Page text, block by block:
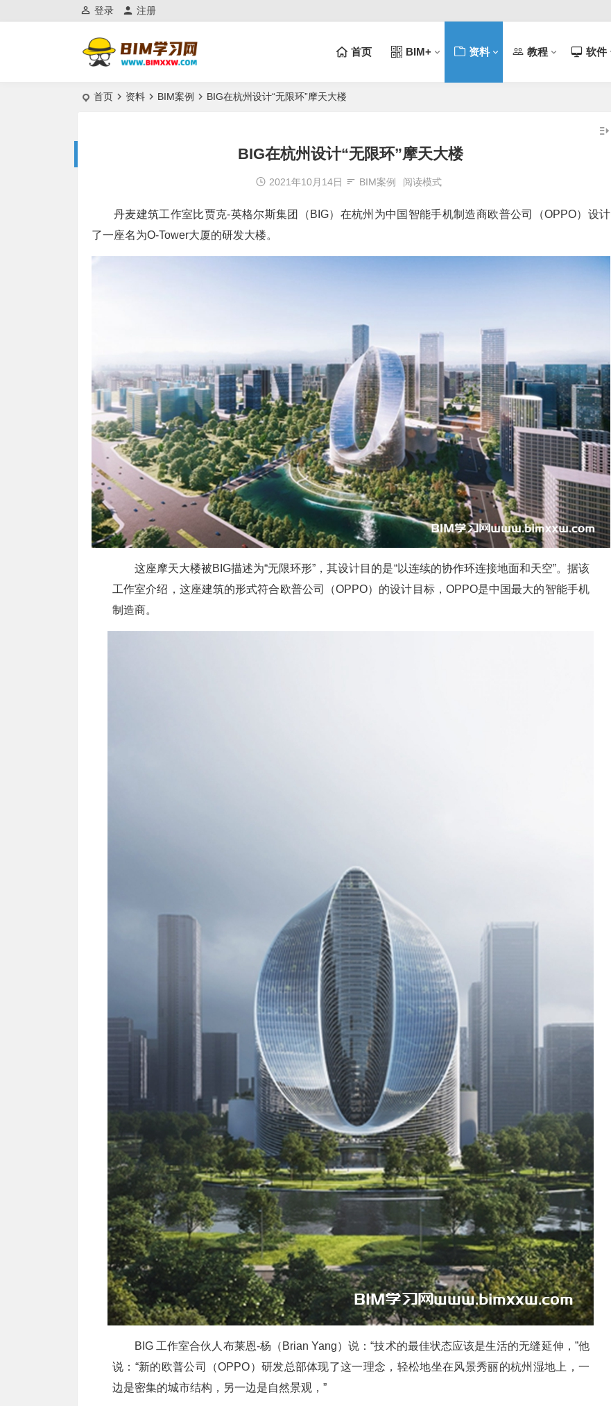
登录 注册
首页 BIM+ 资料 教程 软件
首页 资料 BIM案例 BIG在杭州设计“无限环”摩天大楼
BIG在杭州设计“无限环”摩天大楼
2021年10月14日 BIM案例 阅读模式
丹麦建筑工作室比贾克-英格尔斯集团（BIG）在杭州为中国智能手机制造商欧普公司（OPPO）设计
了一座名为O-Tower大厦的研发大楼。
这座摩天大楼被BIG描述为“无限环形”，其设计目的是“以连续的协作环连接地面和天空”。据该
工作室介绍，这座建筑的形式符合欧普公司（OPPO）的设计目标，OPPO是中国最大的智能手机
制造商。
BIG 工作室合伙人布莱恩-杨（Brian Yang）说：“技术的最佳状态应该是生活的无缝延伸，”他
说：“新的欧普公司（OPPO）研发总部体现了这一理念，轻松地坐在风景秀丽的杭州湿地上，一
边是密集的城市结构，另一边是自然景观，”